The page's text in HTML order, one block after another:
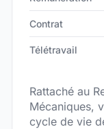
Contrat
Télétravail
Rattaché au
Mécaniques,
cycle de vie